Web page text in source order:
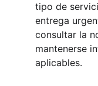
tipo de
entrega
consultar la
mantenerse
aplicables.